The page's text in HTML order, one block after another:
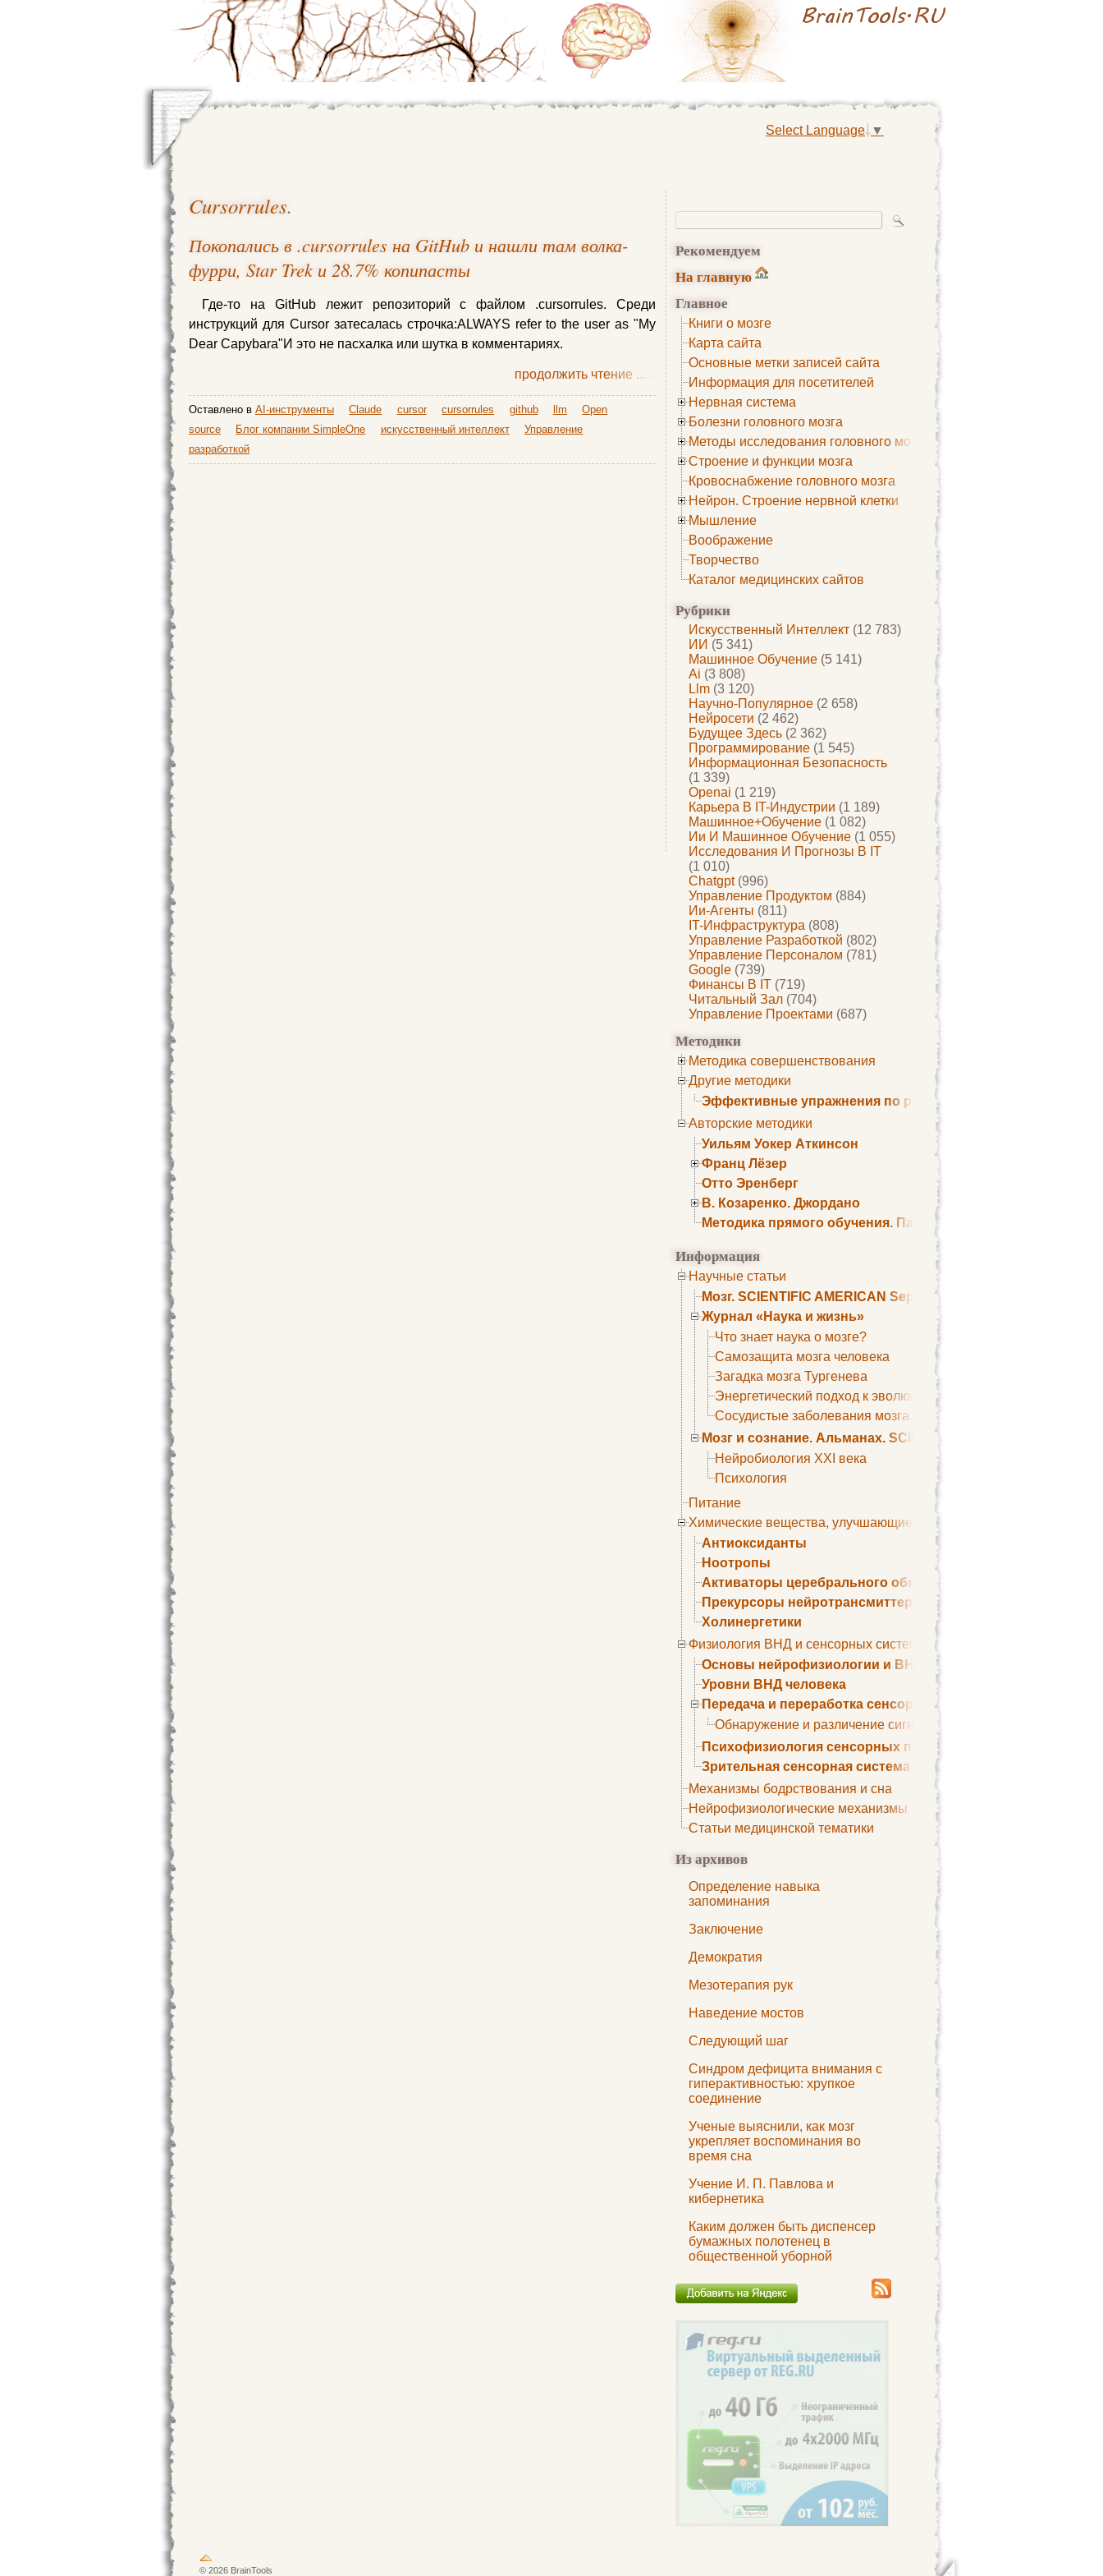
Select Language ▼
Рекомендуем
На главную
Главное
Книги о мозге
Карта сайта
Основные метки записей сайта
Информация для посетителей
Нервная система
Болезни головного мозга
Методы исследования головного мозга
Строение и функции мозга
Кровоснабжение головного мозга
Нейрон. Строение нервной клетки
Мышление
Воображение
Творчество
Каталог медицинских сайтов
Рубрики
Искусственный Интеллект (12 783)
ИИ (5 341)
Машинное Обучение (5 141)
Ai (3 808)
Llm (3 120)
Научно-Популярное (2 658)
Нейросети (2 462)
Будущее Здесь (2 362)
Программирование (1 545)
Информационная Безопасность
(1 339)
Openai (1 219)
Карьера В IT-Индустрии (1 189)
Машинное+обучение (1 082)
Ии И Машинное Обучение (1 055)
Исследования И Прогнозы В IT
(1 010)
Chatgpt(996)
Управление Продуктом (884)
Ии-Агенты (811)
IT-Инфраструктура (808)
Управление Разработкой (802)
Управление Персоналом (781)
Google (739)
Финансы В IT (719)
Читальный Зал (704)
Управление Проектами (687)
Методики
Методика совершенствования
Другие методики
Эффективные упражнения по развитию памяти
Авторские методики
Уильям Уокер Аткинсон
Франц Лёзер
Отто Эренберг
В. Козаренко. Джордано
Методика прямого обучения. Пауль Шелли
Информация
Научные статьи
Мозг. SCIENTIFIC AMERICAN September 1979
Журнал «Наука и жизнь»
Что знает наука о мозге?
Самозащита мозга человека
Загадка мозга Тургенева
Энергетический подход к эволюции мозга
Сосудистые заболевания мозга. Все может начаться с
Мозг и сознание. Альманах. SCIENTIFIC AMERICAN
Нейробиология XXI века
Психология
Питание
Химические вещества, улучшающие умственные способности
Антиоксиданты
Ноотропы
Активаторы церебрального обмена веществ
Прекурсоры нейротрансмиттеров
Холинергетики
Физиология ВНД и сенсорных систем
Основы нейрофизиологии и ВНД
Уровни ВНД человека
Передача и переработка сенсорных сигналов
Обнаружение и различение сигналов. Сенсорная рецепция
Психофизиология сенсорных процессов
Зрительная сенсорная система
Механизмы бодрствования и сна
Нейрофизиологические механизмы сна
Статьи медицинской тематики
Из архивов
Определение навыка
запоминания
Заключение
Демократия
Мезотерапия рук
Наведение мостов
Следующий шаг
Синдром дефицита внимания с
гиперактивностью: хрупкое
соединение
Ученые выяснили, как мозг
укрепляет воспоминания во
время сна
Учение И. П. Павлова и
кибернетика
Каким должен быть диспенсер
бумажных полотенец в
общественной уборной
Cursorrules.
Покопались в .cursorrules на GitHub и нашли там волка-
фурри, Star Trek и 28.7% копипасты
Где-то на GitHub лежит репозиторий с файлом .cursorrules. Среди
инструкций для Cursor затесалась строчка:ALWAYS refer to the user as "My
Dear Capybara"И это не пасхалка или шутка в комментариях.
продолжить чтение ......
Оставлено в AI-инструменты Claude cursor cursorrules github llm
Open
source
Блог компании SimpleOne искусственный интеллект
Управление
разработкой
© 2026 BrainTools